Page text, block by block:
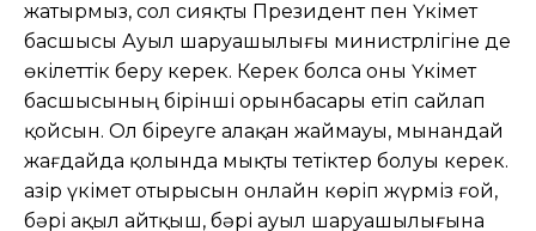
жатырмыз, сол сияқты Президент пен Үкімет
басшысы Ауыл шаруашылығы министрлігіне де
өкілеттік беру керек. Керек болса оны Үкімет
басшысының бірінші орынбасары етіп сайлап
қойсын. Ол біреуге алақан жаймауы, мынандай
жағдайда қолында мықты тетіктер болуы керек.
Қазір үкімет отырысын онлайн көріп жүрміз ғой,
бәрі ақыл айтқыш, бәрі ауыл шаруашылығына